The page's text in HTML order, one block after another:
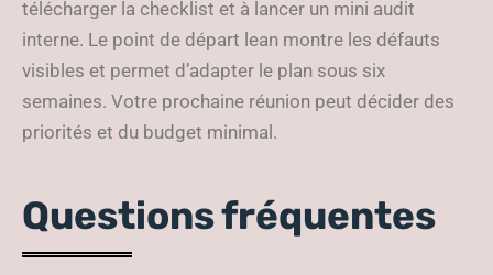
télécharger la checklist et à lancer un mini audit
interne. Le point de départ lean montre les défauts
visibles et permet d’adapter le plan sous six
semaines. Votre prochaine réunion peut décider des
priorités et du budget minimal.
Questions fréquentes